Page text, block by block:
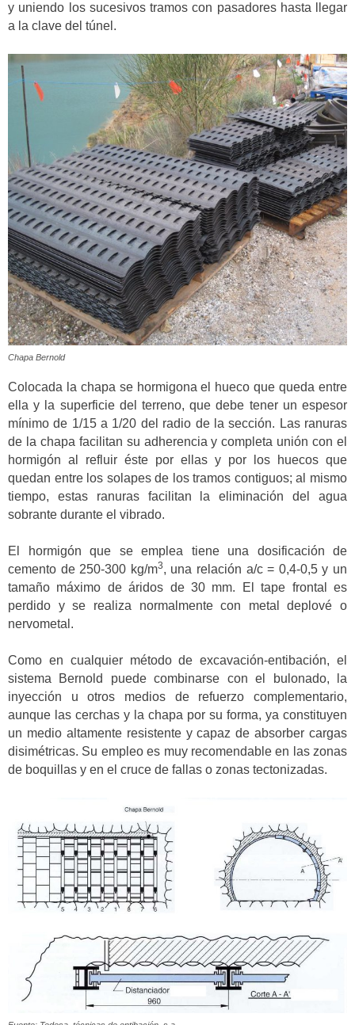
y uniendo los sucesivos tramos con pasadores hasta llegar
a la clave del túnel.
Chapa Bernold
Colocada la chapa se hormigona el hueco que queda entre
ella y la superficie del terreno, que debe tener un espesor
mínimo de 1/15 a 1/20 del radio de la sección. Las ranuras
de la chapa facilitan su adherencia y completa unión con el
hormigón al refluir éste por ellas y por los huecos que
quedan entre los solapes de los tramos contiguos; al mismo
tiempo, estas ranuras facilitan la eliminación del agua
sobrante durante el vibrado.
El hormigón que se emplea tiene una dosificación de
cemento de 250-300 kg/m3, una relación a/c = 0,4-0,5 y un
tamaño máximo de áridos de 30 mm. El tape frontal es
perdido y se realiza normalmente con metal deplové o
nervometal.
Como en cualquier método de excavación-entibación, el
sistema Bernold puede combinarse con el bulonado, la
inyección u otros medios de refuerzo complementario,
aunque las cerchas y la chapa por su forma, ya constituyen
un medio altamente resistente y capaz de absorber cargas
disimétricas. Su empleo es muy recomendable en las zonas
de boquillas y en el cruce de fallas o zonas tectonizadas.